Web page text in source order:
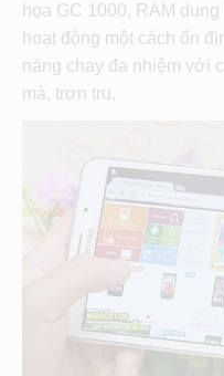
họa GC 1000, RAM
hoạt động một cách ổn
năng chạy đa nhiệm với
mà, trơn tru.